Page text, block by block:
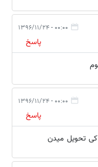
۰۰:۰۰ - ۱۳۹۶/۱۱/۲۴
پاسخ
۰۰:۰۰ - ۱۳۹۶/۱۱/۲۴
پاسخ
تحویل میدن